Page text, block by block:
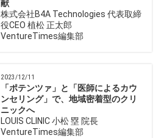
献
株式会社B4A Technologies 代表取締
役CEO 植松 正太郎
VentureTimes編集部
2023/12/11
「ポテンツァ」と「医師によるカウ
ンセリング」で、地域密着型のクリ
ニックへ
LOUIS CLINIC 小松 塁 院長
VentureTimes編集部